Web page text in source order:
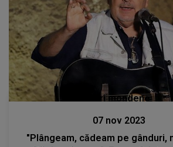
Stiri mondene
07 nov 2023
"Plângeam, cădeam pe gânduri,